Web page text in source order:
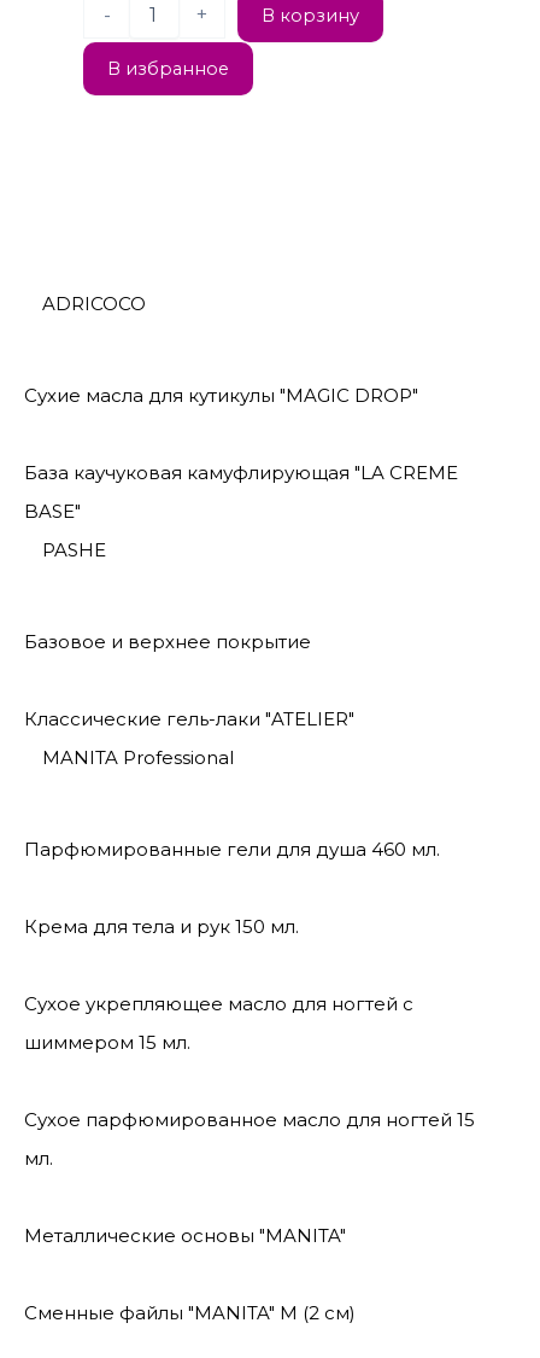
ADRICOCO
Сухие масла для кутикулы "MAGIC DROP"
База каучуковая камуфлирующая "LA CREME
BASE"
PASHE
Базовое и верхнее покрытие
Классические гель-лаки "ATELIER"
MANITA Professional
Парфюмированные гели для душа 460 мл.
Крема для тела и рук 150 мл.
Сухое укрепляющее масло для ногтей с
шиммером 15 мл.
Сухое парфюмированное масло для ногтей 15
мл.
Металлические основы "MANITA"
Сменные файлы "MANITA" М (2 см)
-
+ В корзину
В избранное